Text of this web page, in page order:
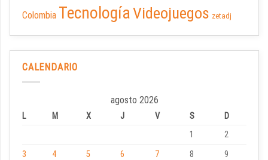
Colombia TecnologíaVideojuegos zetadj
CALENDARIO
agosto 2026
L M X J V S
D
1
2
3
4 5 6 7 8
9